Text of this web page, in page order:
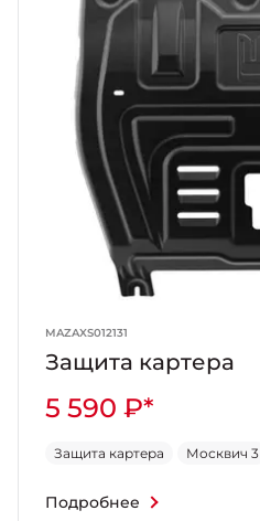
MAZAXS012131
Защита картера
5 590 ₽*
Защита картера Москвич 3
Подробнее